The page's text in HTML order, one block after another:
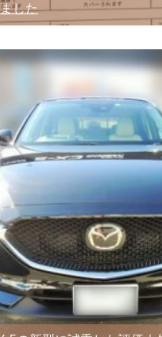
した